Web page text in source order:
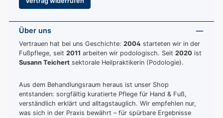
Über uns
Vertrauen hat bei uns Geschichte: 2004 starteten wir in der
Fußpflege, seit 2011 arbeiten wir podologisch. Seit 2020 ist
Susann Teichert sektorale Heilpraktikerin (Podologie).
Aus dem Behandlungsraum heraus ist unser Shop
entstanden: sorgfältig kuratierte Pflege für Hand & Fuß,
verständlich erklärt und alltagstauglich. Wir empfehlen nur,
was sich in der Praxis bewährt – für spürbare Ergebnisse